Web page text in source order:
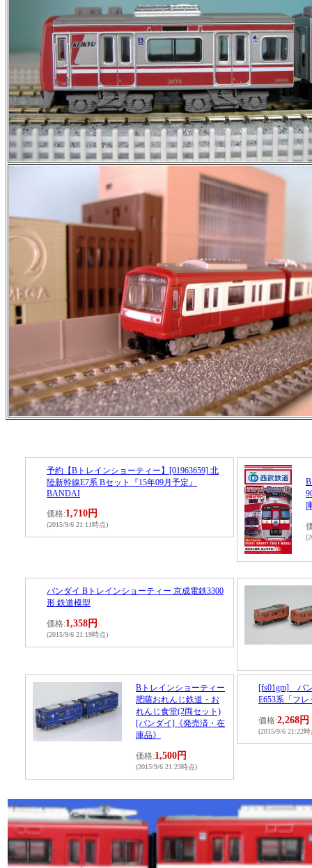
予約【Bトレインショーティー】[01963659] 北
陸新幹線E7系 Bセット『15年09月予定』
BANDAI
価格:1,710円
(2015/9/6 21:11時点)
バンダイ Bトレインショーティー 京成電鉄3300
形 鉄道模型
価格:1,358円
(2015/9/6 21:19時点)
Bトレインショーティー
肥薩おれんじ鉄道・お
れんじ食堂(2両セット)
[バンダイ]《発売済・在
庫品》
価格:1,500円
(2015/9/6 21:23時点)
[fs01gm] バ
E653系「フ
価格:2,268円
(2015/9/6 21:22時